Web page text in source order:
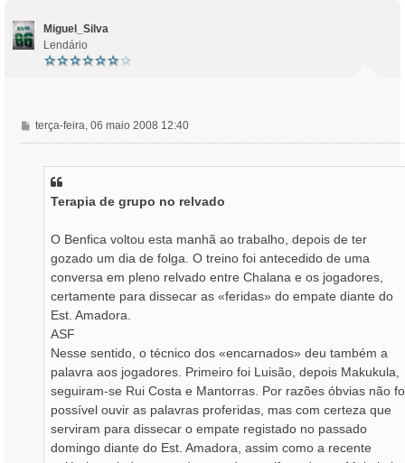
m
Miguel_Silva
Lendário
M
e
terça-feira, 06 maio 2008 12:40
Terapia de grupo no relvado
O Benfica voltou esta manhã ao trabalho, depois de ter
gozado um dia de folga. O treino foi antecedido de uma
conversa em pleno relvado entre Chalana e os jogadores,
certamente para dissecar as «feridas» do empate diante do
Est. Amadora.
ASF
Nesse sentido, o técnico dos «encarnados» deu também a
palavra aos jogadores. Primeiro foi Luisão, depois Makukula,
seguiram-se Rui Costa e Mantorras. Por razões óbvias não
possível ouvir as palavras proferidas, mas com certeza que
serviram para dissecar o empate registado no passado
domingo diante do Est. Amadora, assim como a recente